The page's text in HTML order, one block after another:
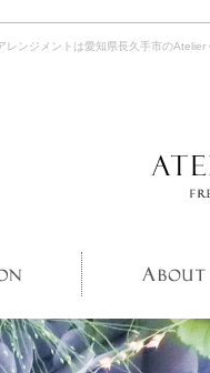
ンジメントは愛知県長久手市の